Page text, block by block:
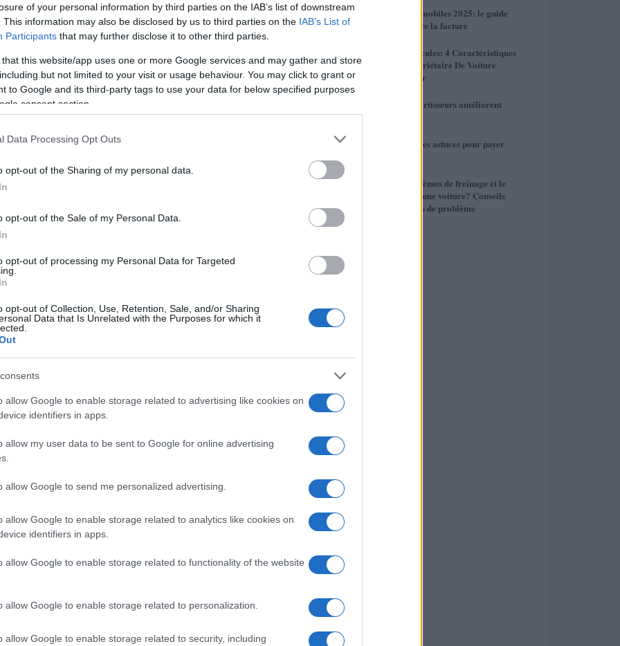
of your personal information by third parties on the IAB’s list of downstream
This information may also be disclosed by us to third parties on the IAB’s List of
Participants that may further disclose it to other third parties.
that this website/app uses one or more Google services and may gather and store
but not limited to your visit or usage behaviour. You may click to grant or
to Google and its third-party tags to use your data for below specified purposes
consent section.
Data Processing Opt Outs
opt-out of the Sharing of my personal data.
opt-out of the Sale of my Personal Data.
opt-out of processing my Personal Data for Targeted
opt-out of Collection, Use, Retention, Sale, and/or Sharing
Data that Is Unrelated with the Purposes for which it
allow Google to enable storage related to advertising like cookies on
identifiers in apps.
allow my user data to be sent to Google for online advertising
allow Google to send me personalized advertising.
allow Google to enable storage related to analytics like cookies on
identifiers in apps.
allow Google to enable storage related to functionality of the website
allow Google to enable storage related to personalization.
allow Google to enable storage related to security, including
représenté par un trois cylindres TCE de 0.
ch.
Nissan Micra et il serait aussi décliné dans
cylindres 1.
de mieux se démarquer du trois cylindres.
turbo, mais de 1.
que
le Scenic.
90 et 110 ch.
trois cylindres (encore !) dCi, de 1 2 litre de
ch.
1 Réparations automobiles 2025: le guide
malin pour réduire la facture
2
Sécurité Des Véhicules: 4 Caractéristiques
Que Chaque Propriétaire De Voiture
Devrait Entretenir
3
Comment les amortisseurs améliorent
votre conduite
4
Assurance auto : les astuces pour payer
5
Quels sont les systèmes de freinage et le
liquide de frein d’une voiture? Conseils
d’entretien, Signes de problème